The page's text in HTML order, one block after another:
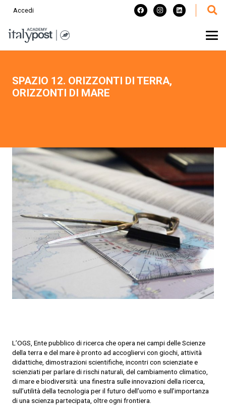
Accedi
SPAZIO 12. ORIZZONTI DI TERRA,
ORIZZONTI DI MARE
L’OGS, Ente pubblico di ricerca che opera nei campi delle Scienze
della terra e del mare è pronto ad accogliervi con giochi, attività
didattiche, dimostrazioni scientifiche, incontri con scienziate e
scienziati per parlare di rischi naturali, del cambiamento climatico,
di mare e biodiversità: una finestra sulle innovazioni della ricerca,
sull’utilità della tecnologia per il futuro dell’uomo e sull’importanza
di una scienza partecipata, oltre ogni frontiera.